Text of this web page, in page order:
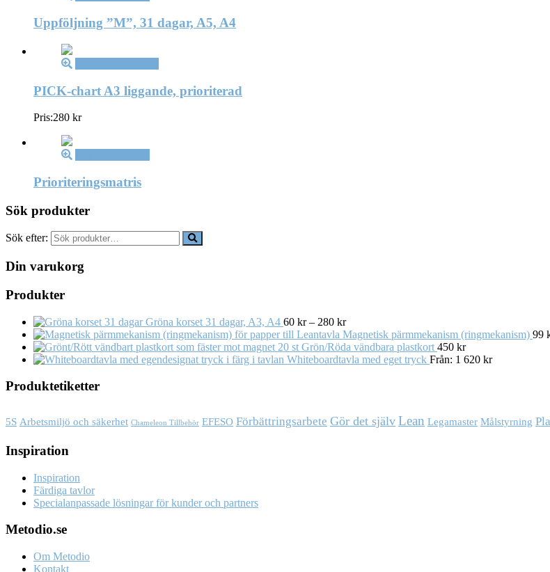
Uppföljning ”M”, 31 dagar, A5, A4
PICK-chart A3 liggande, prioriterad
Pris:280 kr
Prioriteringsmatris
Sök produkter
Sök efter:
Din varukorg
Produkter
Gröna korset 31 dagar, A3, A4 60 kr– 280 kr
Magnetisk pärmmekanism (ringmekanism) 99
20 st Grön/Röda vändbara plastkort 450 kr
Whiteboardtavla med eget tryck Från: 1 620 kr
Produktetiketter
5S Arbetsmiljö och säkerhet Chameleon Tillbehör EFESO Förbättringsarbete Gör det själv Lean Legamaster Målstyrning
Inspiration
Inspiration
Färdiga tavlor
Specialanpassade lösningar för kunder och partners
Metodio.se
Om Metodio
Kontakt